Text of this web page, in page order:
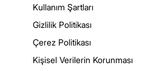
Kullanım Şartları
Gizlilik Politikası
Çerez Politikası
Kişisel Verilerin Korunması